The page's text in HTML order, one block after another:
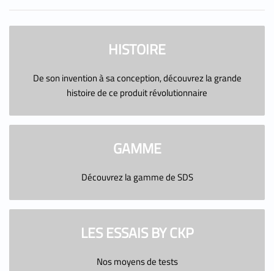
HISTOIRE
De son invention à sa conception, découvrez la grande
histoire de ce produit révolutionnaire
GAMME
Découvrez la gamme de SDS
LES ESSAIS BY CKP
Nos moyens de tests